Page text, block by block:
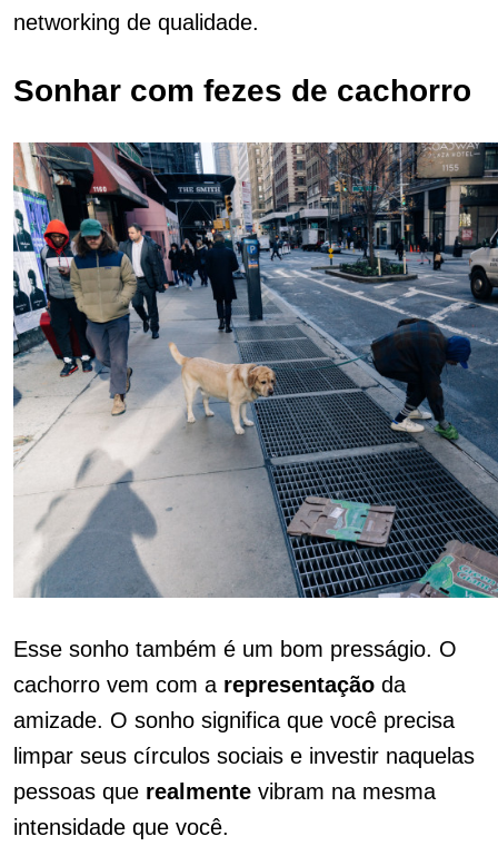
networking de qualidade.
Sonhar com fezes de cachorro
Esse sonho também é um bom presságio. O
cachorro vem com a representação da
amizade. O sonho significa que você precisa
limpar seus círculos sociais e investir naquelas
pessoas que realmente vibram na mesma
intensidade que você.